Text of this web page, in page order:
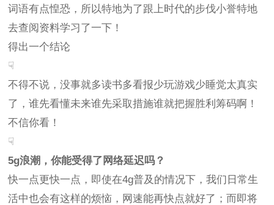
词语有点惶恐，所以特地为了跟上时代的步伐小誉特地
去查阅资料学习了一下！
得出一个结论
☟
不得不说，没事就多读书多看报少玩游戏少睡觉太真实
了，谁先看懂未来谁先采取措施谁就把握胜利筹码啊！
不信你看！
☟
5g浪潮，你能受得了网络延迟吗？
快一点更快一点，即使在4g普及的情况下，我们日常生
活中也会有这样的烦恼，网速能再快点就好了；而即将